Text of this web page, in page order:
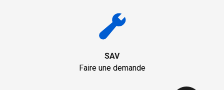
SAV
Faire une demande